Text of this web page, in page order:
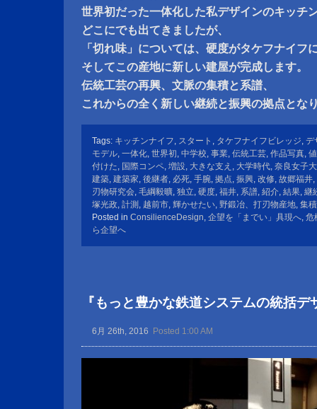
世界初だった一体化した私デザインのキッチ
どこにでも出てきましたが、
「切れ味」については、硬度がタケフナイフ
そしてこの産地に新しい建屋が完成します。
伝統工芸の再興、文脈の集積と系譜、
これからの全く新しい継続と振興の拠点とな
Tags: キッチンナイフ, スタート , タケフナイフビレッジ, デ
モデル, 一体化, 世界初, 中学校, 事業, 伝統工芸, 作品写真,
付けた, 国際コンペ, 増設, 大きな支え , 大学時代, 奈良女子
建築, 建築家, 後継者, 必死, 手腕, 拠点, 振興, 改修, 故郷福井,
刃物研究会, 毛綱毅曠, 独立, 硬度, 福井, 系譜, 紹介, 結果, 継
塚光政, 計測 , 越前市, 輝かせたい, 野鍛冶、打刃物産地, 集積
Posted in ConsilienceDesign, 企望を「までい」具現へ, 危
ら企望へ
『もっと豊かな鉄道システムの統括デ
6月 26th, 2016 Posted 1:00 AM